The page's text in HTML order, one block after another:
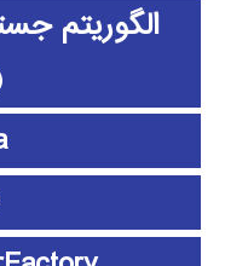
الگوریتم